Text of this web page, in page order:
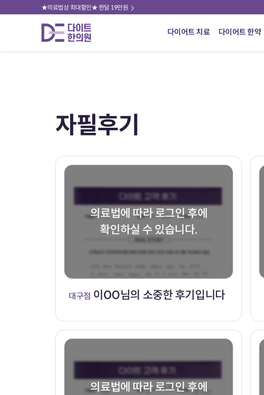
★의료법상 최대할인★ 한달 19만원
다이어트 치료 다이어트 한약
자필후기
의료법에 따라 로그인 후에
확인하실 수 있습니다.
대구점 이OO님의 소중한 후기입니다
의료법에 따라 로그인 후에